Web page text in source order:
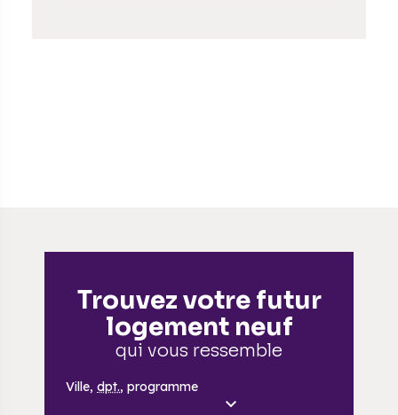
Trouvez votre futur
logement neuf
qui vous ressemble
Ville, dpt., programme